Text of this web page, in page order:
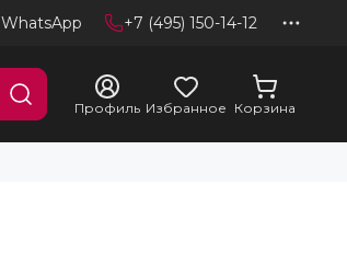
WhatsApp +7 (495) 150-14-12
Профиль Избранное Корзина